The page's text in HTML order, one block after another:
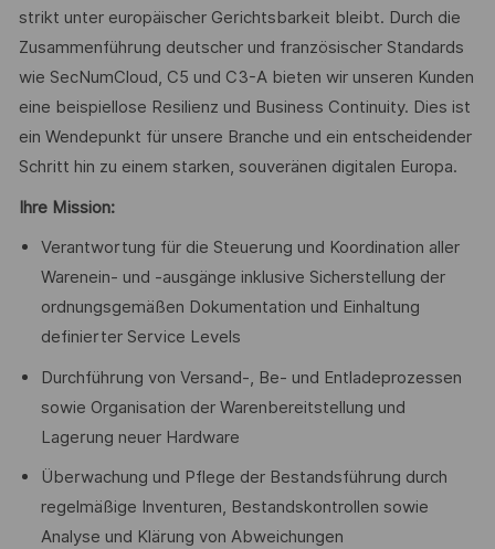
strikt unter europäischer Gerichtsbarkeit bleibt. Durch die
Zusammenführung deutscher und französischer Standards
wie SecNumCloud, C5 und C3-A bieten wir unseren Kunden
eine beispiellose Resilienz und Business Continuity. Dies ist
ein Wendepunkt für unsere Branche und ein entscheidender
Schritt hin zu einem starken, souveränen digitalen Europa.
Ihre Mission:
Verantwortung für die Steuerung und Koordination aller
Warenein- und -ausgänge inklusive Sicherstellung der
ordnungsgemäßen Dokumentation und Einhaltung
definierter Service Levels
Durchführung von Versand-, Be- und Entladeprozessen
sowie Organisation der Warenbereitstellung und
Lagerung neuer Hardware
Überwachung und Pflege der Bestandsführung durch
regelmäßige Inventuren, Bestandskontrollen sowie
Analyse und Klärung von Abweichungen